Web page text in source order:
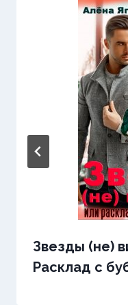
Звезды (не)
Расклад с